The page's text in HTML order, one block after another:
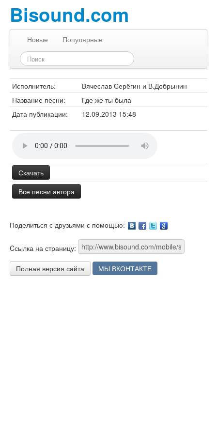
Bisound.com
Новые Популярные
Исполнитель:
Вячеслав Серёгин и В.Добрынин
Название песни:
Где же ты была
Дата публикации:
12.09.2013 15:48
Скачать
Все песни автора
Поделиться с друзьями с помощью:
Cсылка на страницу:
Полная версия сайта МЫ ВКОНТАКТЕ